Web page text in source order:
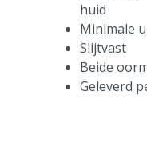
huid
Minimale
Slijtvast
Beide
Geleverd